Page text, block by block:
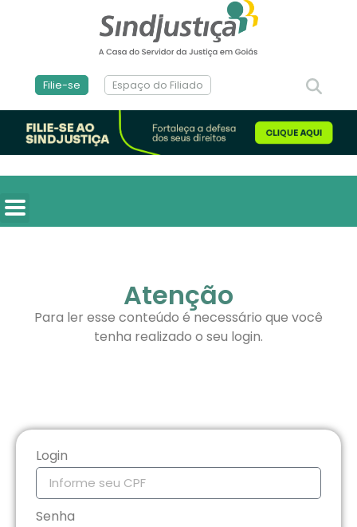
Filie-se Espaço do Filiado
Atenção
Para ler esse conteúdo é necessário que você
tenha realizado o seu login.
Login
Senha